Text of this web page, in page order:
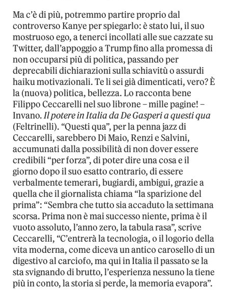
Ma c’è di più, potremmo partire proprio dal
controverso Kanye per spiegarlo: è stato lui, il suo
mostruoso ego, a tenerci incollati alle sue cazzate su
Twitter, dall’appoggio a Trump fino alla promessa di
non occuparsi più di politica, passando per
deprecabili dichiarazioni sulla schiavitù o assurdi
haiku motivazionali. Te li sei già dimenticati, vero? È
la (nuova) politica, bellezza. Lo racconta bene
Filippo Ceccarelli nel suo librone – mille pagine! –
Invano.Il potere in Italia da De Gasperi a questi qua
(Feltrinelli). “Questi qua”, per la penna jazz di
Ceccarelli, sarebbero Di Maio, Renzi e Salvini,
accumunati dalla possibilità di non dover essere
credibili “per forza”, di poter dire una cosa e il
giorno dopo il suo esatto contrario, di essere
verbalmente temerari, bugiardi, ambigui, grazie a
quella che il giornalista chiama “la sparizione del
prima”: “Sembra che tutto sia accaduto la settimana
scorsa. Prima non è mai successo niente, prima è il
vuoto assoluto, l’anno zero, la tabula rasa”, scrive
Ceccarelli, “C’entrerà la tecnologia, o il logorio della
vita moderna, come diceva un antico carosello di un
digestivo al carciofo, ma qui in Italia il passato se la
sta svignando di brutto, l’esperienza nessuno la tiene
più in conto, la storia si perde, la memoria evapora”.